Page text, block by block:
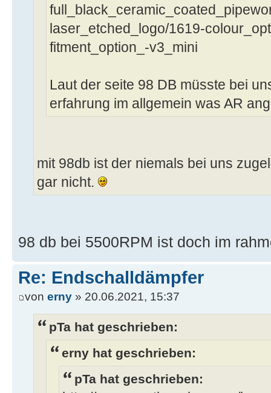
laser_etched_logo/1619-
fitment_option_-v3_mini
Laut der seite 98 DB müsste bei
erfahrung im allgemein was AR
mit 98db ist der niemals bei uns
gar nicht.
98 db bei 5500RPM ist doch im
Re: Endschalldämpfer
von erny » 20.06.2021, 15:37
pTa hat geschrieben:
erny hat geschrieben:
pTa hat geschrieben: